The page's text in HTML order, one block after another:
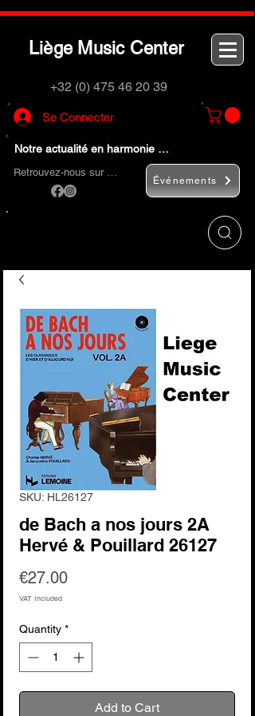
Liège M usic Center
+32 (0) 475 46 20 39
Se Connecter
Notre actualité en harmonie …
Retrouvez-nous sur …
Événements
SKU: HL26127
de Bach a nos jours 2A
Hervé & Pouillard 26127
€27.00Price
VAT Included
Quantity *
Add to Cart